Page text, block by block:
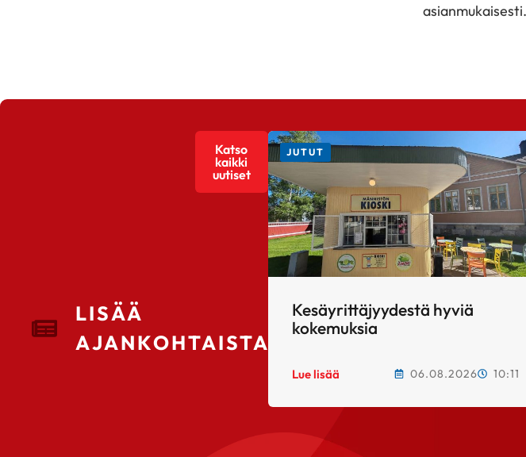
asianmukaisesti.
LISÄÄ
AJANKOHTAISTA
Katso
kaikki
uutiset
JUTUT
Kesäyrittäjyydestä hyviä
kokemuksia
Lue lisää 06.08.2026 10:11